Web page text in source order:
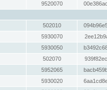
9520070
502010
5930070
5930050
502070
5952065
5930020